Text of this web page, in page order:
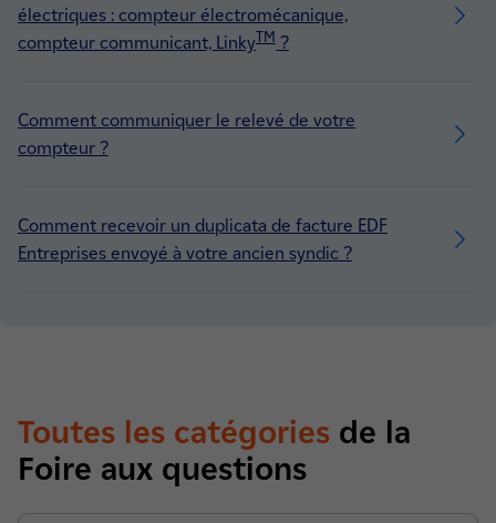
électriques : compteur électromécanique,
compteur communicant, LinkyTM ?
Comment communiquer le relevé de votre
compteur ?
Comment recevoir un duplicata de facture EDF
Entreprises envoyé à votre ancien syndic ?
Toutes les catégories de la
Foire aux questions